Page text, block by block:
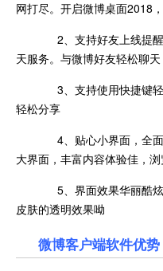
网打尽。开启微博桌面2018
2、支持好友上线提醒
天服务。与微博好友轻松聊
3、支持使用快捷键轻
轻松分享
4、贴心小界面，全面
大界面，丰富内容体验佳，
5、界面效果华丽酷炫
皮肤的透明效果呦
微博客户端软件优势